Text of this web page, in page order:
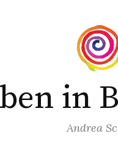
in
Andrea